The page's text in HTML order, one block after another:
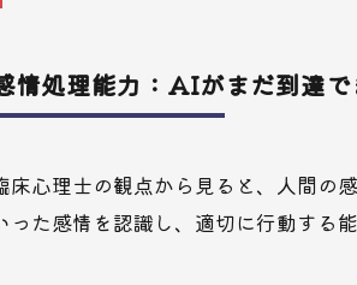
情処理能力：AIがまだ到達
床心理士の観点から見ると、人間の
った感情を認識し、適切に行動する